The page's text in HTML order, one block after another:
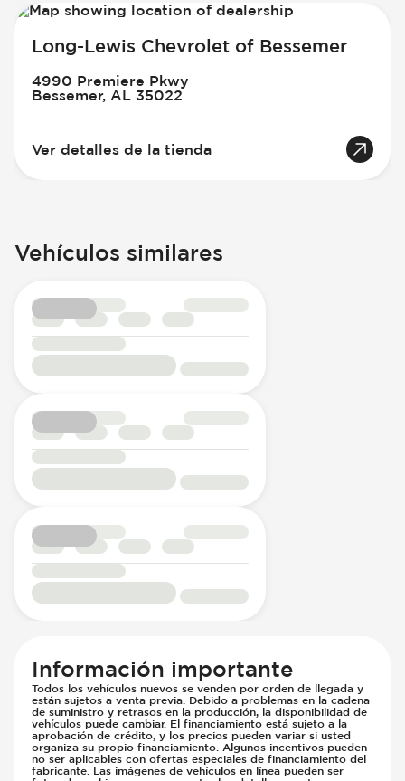
Long-Lewis Chevrolet of Bessemer
4990 Premiere Pkwy
Bessemer, AL 35022
Ver detalles de la tienda
Vehículos similares
Información importante
Todos los vehículos nuevos se venden por orden de llegada y
están sujetos a venta previa. Debido a problemas en la cadena
de suministro y retrasos en la producción, la disponibilidad de
vehículos puede cambiar. El financiamiento está sujeto a la
aprobación de crédito, y los precios pueden variar si usted
organiza su propio financiamiento. Algunos incentivos pueden
no ser aplicables con ofertas especiales de financiamiento del
fabricante. Las imágenes de vehículos en línea pueden ser